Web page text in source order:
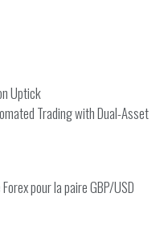
Uptick
Trading with Dual-Asset
pour la paire GBP/USD